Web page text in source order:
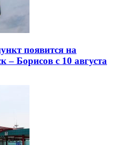
появится на
Борисов с 10 августа